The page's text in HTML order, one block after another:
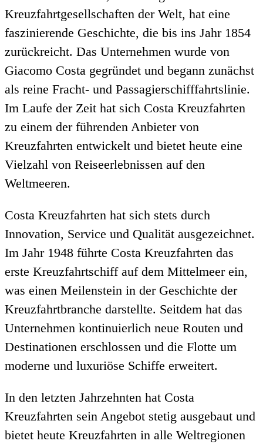
Kreuzfahrtgesellschaften der Welt, hat eine
faszinierende Geschichte, die bis ins Jahr 1854
zurückreicht. Das Unternehmen wurde von
Giacomo Costa gegründet und begann zunächst
als reine Fracht- und Passagierschifffahrtslinie.
Im Laufe der Zeit hat sich Costa Kreuzfahrten
zu einem der führenden Anbieter von
Kreuzfahrten entwickelt und bietet heute eine
Vielzahl von Reiseerlebnissen auf den
Weltmeeren.
Costa Kreuzfahrten hat sich stets durch
Innovation, Service und Qualität ausgezeichnet.
Im Jahr 1948 führte Costa Kreuzfahrten das
erste Kreuzfahrtschiff auf dem Mittelmeer ein,
was einen Meilenstein in der Geschichte der
Kreuzfahrtbranche darstellte. Seitdem hat das
Unternehmen kontinuierlich neue Routen und
Destinationen erschlossen und die Flotte um
moderne und luxuriöse Schiffe erweitert.
In den letzten Jahrzehnten hat Costa
Kreuzfahrten sein Angebot stetig ausgebaut und
bietet heute Kreuzfahrten in alle Weltregionen